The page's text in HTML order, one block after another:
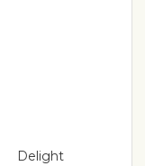
Delight